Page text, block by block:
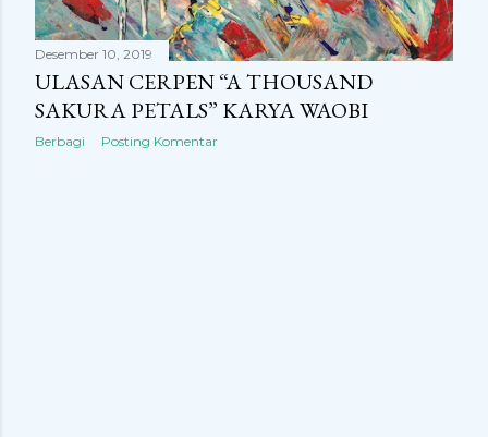
a
n
Desember 10, 2019
ULASAN CERPEN “A THOUSAND
SAKURA PETALS” KARYA WAOBI
Berbagi Posting Komentar